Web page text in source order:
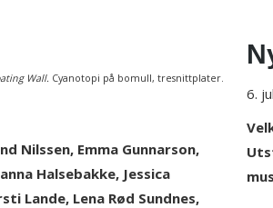
Wall. Cyanotopi på bomull, tresnittplater.
Nilssen, Emma Gunnarson,
Halsebakke, Jessica
Lande, Lena Rød Sundnes,
6.